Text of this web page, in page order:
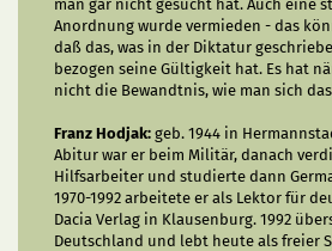
man gar nicht gesucht hat. Auch eine
Anordnung wurde vermieden - das
daß das, was in der Diktatur
bezogen seine Gültigkeit hat. Es hat
nicht die Bewandtnis, wie man sich
Franz Hodjak:geb. 1944 in
Abitur war er beim Militär, danach
Hilfsarbeiter und studierte dann
1970-1992 arbeitete er als Lektor für
Dacia Verlag in Klausenburg. 1992
Deutschland und lebt heute als freier